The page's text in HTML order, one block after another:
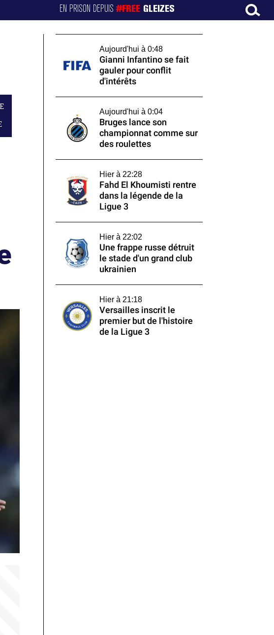
EN PRISON DEPUIS#FREE GLEIZES
Aujourd'hui à 0:48
Gianni Infantino se fait
gauler pour conflit
d'intérêts
Aujourd'hui à 0:04
Bruges lance son
championnat comme sur
des roulettes
Hier à 22:28
Fahd El Khoumisti rentre
dans la légende de la
Ligue 3
Hier à 22:02
Une frappe russe détruit
le stade d'un grand club
ukrainien
Hier à 21:18
Versailles inscrit le
premier but de l'histoire
de la Ligue 3